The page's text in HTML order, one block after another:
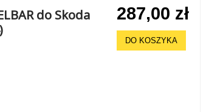
do Skoda
287,00 zł
DO KOSZYKA